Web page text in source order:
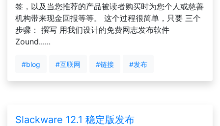
签，以及当您推荐的产品被读者购买时为您个人或慈善
机构带来现金回报等等。 这个过程很简单，只要 三个
步骤： 撰写 用我们设计的免费网志发布软件
Zound......
#blog #互联网 #链接 #发布
Slackware 12.1 稳定版发布